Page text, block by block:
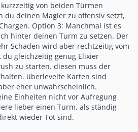
von beiden Türmen
du deinen Magier zu offensiv setzt,
Option 3: Manchmal ist es
hinter deinen Turm zu setzen. Der
Schaden wird aber rechtzeitig vom
gleichzeitig genug Elixier
zu starten. diesen muss der
überlevelte Karten sind
eher unwahrscheinlich.
Einheiten nicht vor Aufregung
lieber einen Turm, als ständig
wieder Tot sind.